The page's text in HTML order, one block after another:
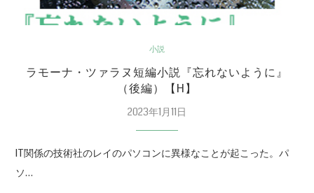
小説
ラモーナ・ツァラヌ短編小説『忘れないように』
（後編）【H】
2023年1月11日
IT関係の技術社のレイのパソコンに異様なことが起こった。パ
ソ…